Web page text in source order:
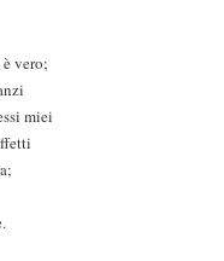
vero;
miei